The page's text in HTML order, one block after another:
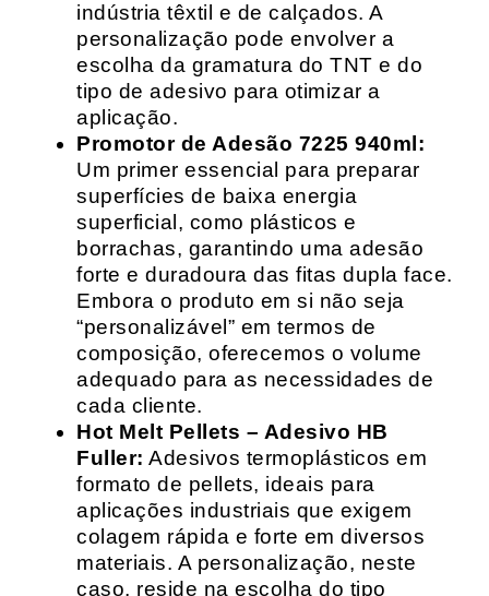
indústria têxtil e de calçados. A
personalização pode envolver a
escolha da gramatura do TNT e do
tipo de adesivo para otimizar a
aplicação.
Promotor de Adesão 7225 940ml:
Um primer essencial para preparar
superfícies de baixa energia
superficial, como plásticos e
borrachas, garantindo uma adesão
forte e duradoura das fitas dupla face.
Embora o produto em si não seja
“personalizável” em termos de
composição, oferecemos o volume
adequado para as necessidades de
cada cliente.
Hot Melt Pellets – Adesivo HB
Fuller: Adesivos termoplásticos em
formato de pellets, ideais para
aplicações industriais que exigem
colagem rápida e forte em diversos
materiais. A personalização, neste
caso, reside na escolha do tipo